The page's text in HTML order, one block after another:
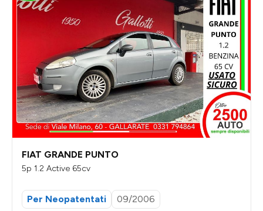
FIAT GRANDE PUNTO
5p 1.2 Active 65cv
Per Neopatentati
09/2006